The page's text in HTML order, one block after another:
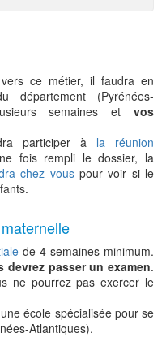
ce métier, il faudra en
département (Pyrénées-
semaines et vos
participer à la réunion
fois rempli le dossier, la
chez vouspour voir si le
de 4 semaines minimum.
passer un examen.
ne pourrez pas exercer le
école spécialisée pour se
Atlantiques).